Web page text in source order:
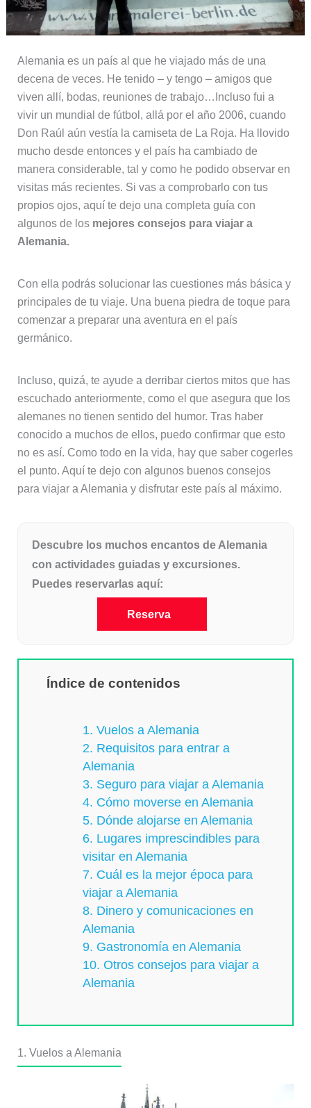
Alemania es un país al que he viajado más de una
decena de veces. He tenido – y tengo – amigos que
viven allí, bodas, reuniones de trabajo…Incluso fui a
vivir un mundial de fútbol, allá por el año 2006, cuando
Don Raúl aún vestía la camiseta de La Roja. Ha llovido
mucho desde entonces y el país ha cambiado de
manera considerable, tal y como he podido observar en
visitas más recientes. Si vas a comprobarlo con tus
propios ojos, aquí te dejo una completa guía con
algunos de los mejores consejos para viajar a
Alemania.
Con ella podrás solucionar las cuestiones más básica y
principales de tu viaje. Una buena piedra de toque para
comenzar a preparar una aventura en el país
germánico.
Incluso, quizá, te ayude a derribar ciertos mitos que has
escuchado anteriormente, como el que asegura que los
alemanes no tienen sentido del humor. Tras haber
conocido a muchos de ellos, puedo confirmar que esto
no es así. Como todo en la vida, hay que saber cogerles
el punto. Aquí te dejo con algunos buenos consejos
para viajar a Alemania y disfrutar este país al máximo.
Descubre los muchos encantos de Alemania
con actividades guiadas y excursiones.
Puedes reservarlas aquí:
Reserva
Índice de contenidos
1. Vuelos a Alemania
2. Requisitos para entrar a
Alemania
3. Seguro para viajar a Alemania
4. Cómo moverse en Alemania
5. Dónde alojarse en Alemania
6. Lugares imprescindibles para
visitar en Alemania
7. Cuál es la mejor época para
viajar a Alemania
8. Dinero y comunicaciones en
Alemania
9. Gastronomía en Alemania
10. Otros consejos para viajar a
Alemania
1. Vuelos a Alemania